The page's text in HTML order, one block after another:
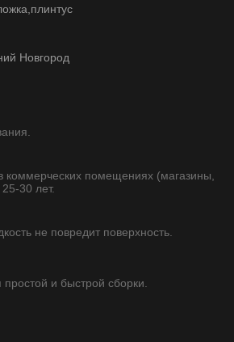
Новгород
коммерческих помещениях (магазины,
30 лет.
не повредит поверхность.
и быстрой сборки.